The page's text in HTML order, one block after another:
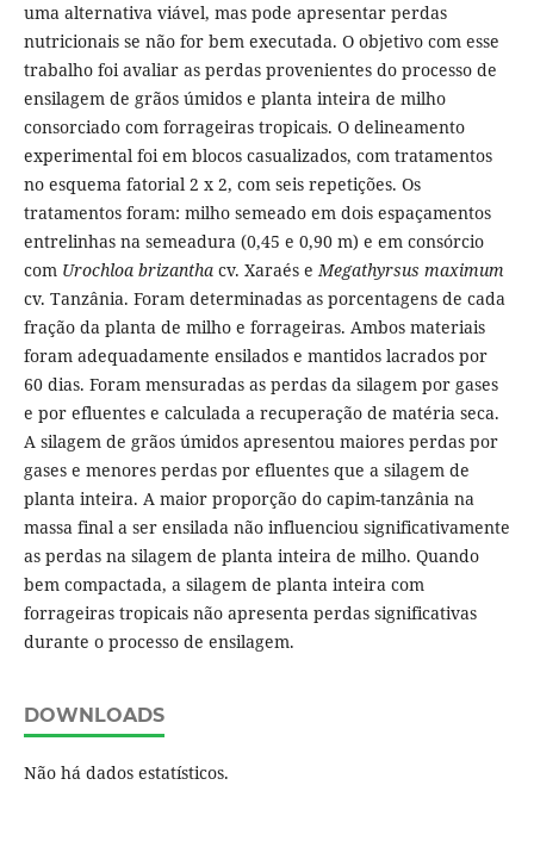
uma alternativa viável, mas pode apresentar perdas
nutricionais se não for bem executada. O objetivo com esse
trabalho foi avaliar as perdas provenientes do processo de
ensilagem de grãos úmidos e planta inteira de milho
consorciado com forrageiras tropicais. O delineamento
experimental foi em blocos casualizados, com tratamentos
no esquema fatorial 2 x 2, com seis repetições. Os
tratamentos foram: milho semeado em dois espaçamentos
entrelinhas na semeadura (0,45 e 0,90 m) e em consórcio
com Urochloa brizanthacv. Xaraés eMegathyrsus maximum
cv. Tanzânia. Foram determinadas as porcentagens de cada
fração da planta de milho e forrageiras. Ambos materiais
foram adequadamente ensilados e mantidos lacrados por
60 dias. Foram mensuradas as perdas da silagem por gases
e por efluentes e calculada a recuperação de matéria seca.
A silagem de grãos úmidos apresentou maiores perdas por
gases e menores perdas por efluentes que a silagem de
planta inteira. A maior proporção do capim-tanzânia na
massa final a ser ensilada não influenciou significativamente
as perdas na silagem de planta inteira de milho. Quando
bem compactada, a silagem de planta inteira com
forrageiras tropicais não apresenta perdas significativas
durante o processo de ensilagem.
DOWNLOADS
Não há dados estatísticos.